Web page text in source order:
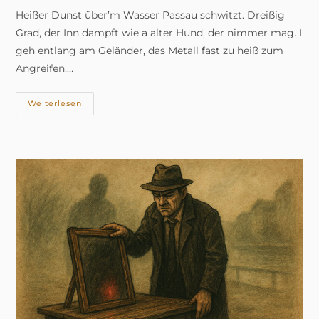
Heißer Dunst über’m Wasser Passau schwitzt. Dreißig
Grad, der Inn dampft wie a alter Hund, der nimmer mag. I
geh entlang am Geländer, das Metall fast zu heiß zum
Angreifen.…
Weiterlesen
Der
Schweigt